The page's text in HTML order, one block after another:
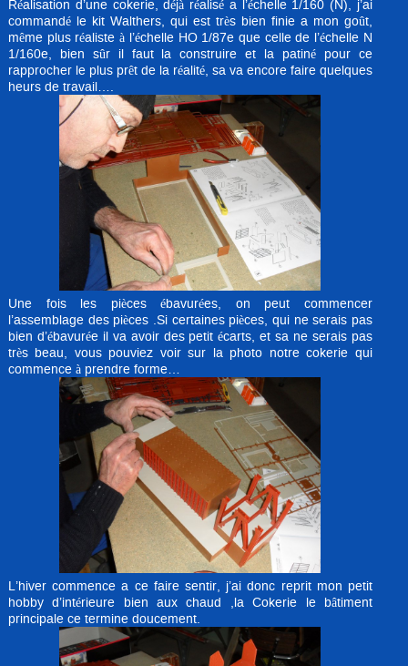
Réalisation d’une cokerie, déjà réalisé a l’échelle 1/160 (N), j’ai
commandé le kit Walthers, qui est très bien finie a mon goût,
même plus réaliste à l’échelle HO 1/87e que celle de l’échelle N
1/160e, bien sûr il faut la construire et la patiné pour ce
rapprocher le plus prêt de la réalité, sa va encore faire quelques
heurs de travail….
Une fois les pièces ébavurées, on peut commencer
l’assemblage des pièces .Si certaines pièces, qui ne serais pas
bien d’ébavurée il va avoir des petit écarts, et sa ne serais pas
très beau, vous pouviez voir sur la photo notre cokerie qui
commence à prendre forme…
L’hiver commence a ce faire sentir, j’ai donc reprit mon petit
hobby d’intérieure bien aux chaud ,la Cokerie le bâtiment
principale ce termine doucement.